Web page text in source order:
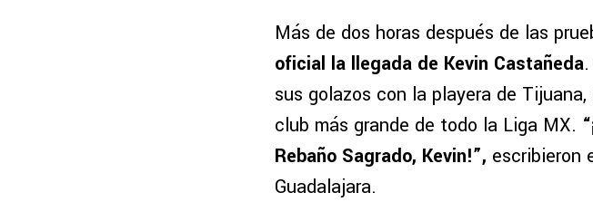
Más de dos horas después de las
oficial la llegada de Kevin Castañeda
sus golazos con la playera de
club más grande de todo la Liga MX.
Rebaño Sagrado, Kevin!”, escribieron
Guadalajara.